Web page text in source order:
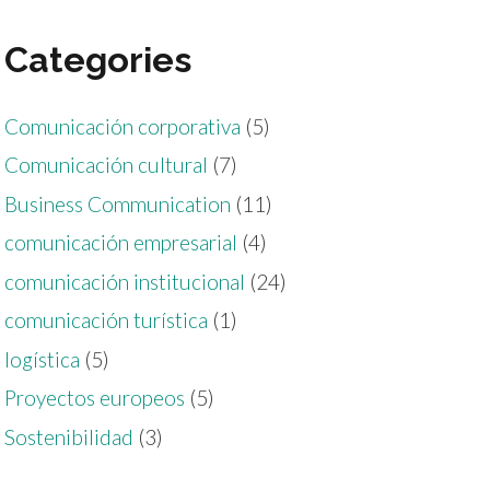
Categories
Comunicación corporativa (5)
Comunicación cultural (7)
Business Communication (11)
comunicación empresarial (4)
comunicación institucional (24)
comunicación turística (1)
logística (5)
Proyectos europeos (5)
Sostenibilidad (3)
LOGÍSTICA PROYECTOS EUROPEOS
Zaragoza hace historia
en la logística de
emergencias con el
Aragón EDIH renueva